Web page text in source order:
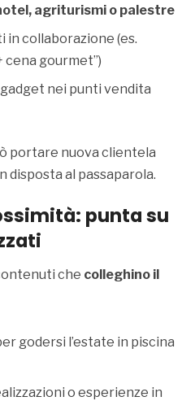
agriturismi o palestre
collaborazione (es.
cena gourmet”)
gadget nei punti vendita
portare nuova clientela
disposta al passaparola.
punta su
che colleghino il
godersi l’estate in piscina
o esperienze in